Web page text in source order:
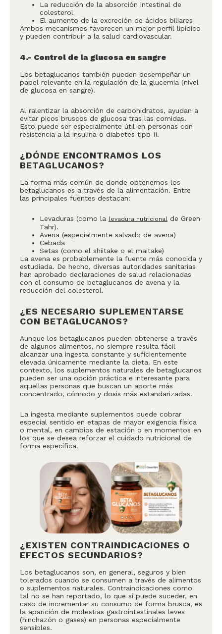
La reducción de la absorción intestinal de
colesterol
El aumento de la excreción de ácidos biliares
Ambos mecanismos favorecen un mejor perfil lipídico
y pueden contribuir a la salud cardiovascular.
4.- Control de la glucosa en sangre
Los betaglucanos también pueden desempeñar un
papel relevante en la regulación de la glucemia (nivel
de glucosa en sangre).
Al ralentizar la absorción de carbohidratos, ayudan a
evitar picos bruscos de glucosa tras las comidas.
Esto puede ser especialmente útil en personas con
resistencia a la insulina o diabetes tipo II.
¿DÓNDE ENCONTRAMOS LOS
BETAGLUCANOS?
La forma más común de donde obtenemos los
betaglucanos es a través de la alimentación. Entre
las principales fuentes destacan:
Levaduras (como la levadura nutricional de Green
Tahr).
Avena (especialmente salvado de avena)
Cebada
Setas (como el shiitake o el maitake)
La avena es probablemente la fuente más conocida y
estudiada. De hecho, diversas autoridades sanitarias
han aprobado declaraciones de salud relacionadas
con el consumo de betaglucanos de avena y la
reducción del colesterol.
¿ES NECESARIO SUPLEMENTARSE
CON BETAGLUCANOS?
Aunque los betaglucanos pueden obtenerse a través
de algunos alimentos, no siempre resulta fácil
alcanzar una ingesta constante y suficientemente
elevada únicamente mediante la dieta. En este
contexto, los suplementos naturales de betaglucanos
pueden ser una opción práctica e interesante para
aquellas personas que buscan un aporte más
concentrado, cómodo y dosis más estandarizadas.
La ingesta mediante suplementos puede cobrar
especial sentido en etapas de mayor exigencia física
o mental, en cambios de estación o en momentos en
los que se desea reforzar el cuidado nutricional de
forma específica.
¿EXISTEN CONTRAINDICACIONES O
EFECTOS SECUNDARIOS?
Los betaglucanos son, en general, seguros y bien
tolerados cuando se consumen a través de alimentos
o suplementos naturales. Contraindicaciones como
tal no se han reportado, lo que sí puede suceder, en
caso de incrementar su consumo de forma brusca, es
la aparición de molestias gastrointestinales leves
(hinchazón o gases) en personas especialmente
sensibles.